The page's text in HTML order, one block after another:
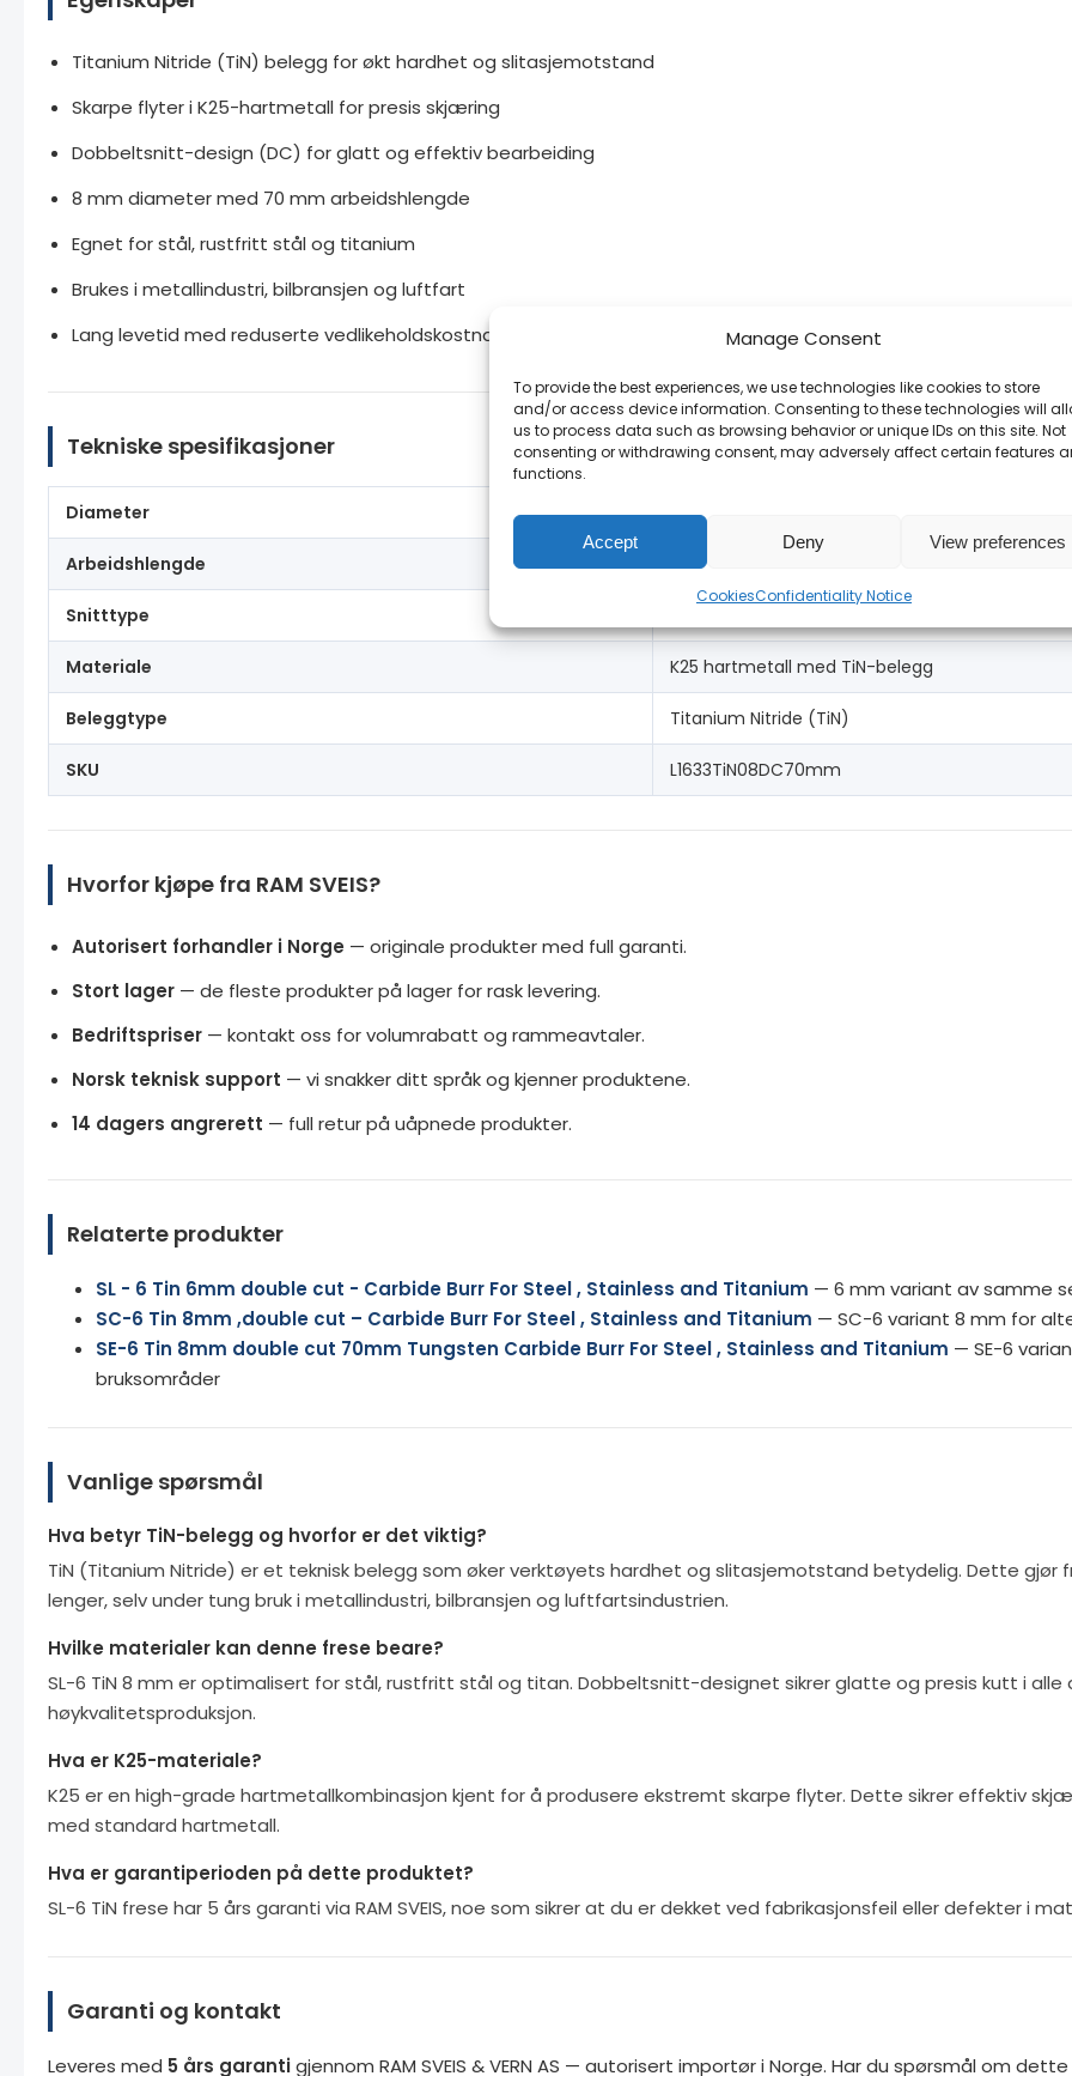
Manage Consent
To provide the best experiences, we use technologies like cookies to store
and/or access device information. Consenting to these technologies will
us to process data such as browsing behavior or unique IDs on this site. Not
consenting or withdrawing consent, may adversely affect certain features
functions.
Accept Deny View preferences
CookiesConfidentiality Notice
Titanium Nitride (TiN) belegg for økt hardhet og slitasjemotstand
Skarpe flyter i K25-hartmetall for presis skjæring
Dobbeltsnitt-design (DC) for glatt og effektiv bearbeiding
8 mm diameter med 70 mm arbeidshlengde
Egnet for stål, rustfritt stål og titanium
Brukes i metallindustri, bilbransjen og luftfart
Lang levetid med reduserte vedlikeholdskostnader
Tekniske spesifikasjoner
Diameter 8 mm
Arbeidshlengde 70 mm
Snitttype
Materiale K25 hartmetall med TiN-belegg
Beleggtype Titanium Nitride (TiN)
SKU L1633TiN08DC70mm
Hvorfor kjøpe fra RAM SVEIS?
Autorisert forhandler i Norge — originale produkter med full garanti.
Stort lager — de fleste produkter på lager for rask levering.
Bedriftspriser — kontakt oss for volumrabatt og rammeavtaler.
Norsk teknisk support — vi snakker ditt språk og kjenner produktene.
14 dagers angrerett — full retur på uåpnede produkter.
Relaterte produkter
SL - 6 Tin 6mm double cut - Carbide Burr For Steel , Stainless and Titanium — 6 mm variant av samme
SC-6 Tin 8mm ,double cut – Carbide Burr For Steel , Stainless and Titanium — SC-6 variant 8 mm for
SE-6 Tin 8mm double cut 70mm Tungsten Carbide Burr For Steel , Stainless and Titanium — SE-6
bruksområder
Vanlige spørsmål
Hva betyr TiN-belegg og hvorfor er det viktig?
TiN (Titanium Nitride) er et teknisk belegg som øker verktøyets hardhet og slitasjemotstand betydelig. Dette
lenger, selv under tung bruk i metallindustri, bilbransjen og luftfartsindustrien.
Hvilke materialer kan denne frese beare?
SL-6 TiN 8 mm er optimalisert for stål, rustfritt stål og titan. Dobbeltsnitt-designet sikrer glatte og presis kutt i
høykvalitetsproduksjon.
Hva er K25-materiale?
K25 er en high-grade hartmetallkombinasjon kjent for å produsere ekstremt skarpe flyter. Dette sikrer effektiv
med standard hartmetall.
Hva er garantiperioden på dette produktet?
SL-6 TiN frese har 5 års garanti via RAM SVEIS, noe som sikrer at du er dekket ved fabrikasjonsfeil eller defekter i
Garanti og kontakt
Leveres med 5 års garantigjennom RAM SVEIS & VERN AS — autorisert importør i Norge. Har du spørsmål om